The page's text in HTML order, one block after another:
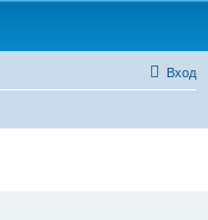
Вход